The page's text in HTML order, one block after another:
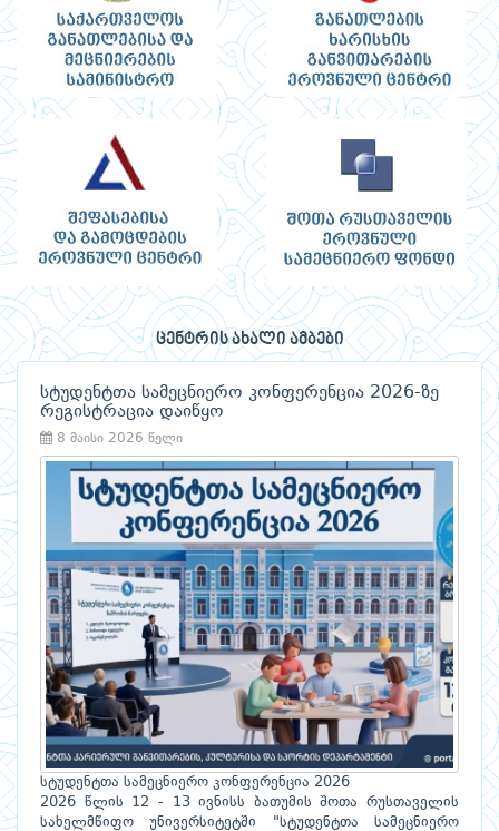
ცენტრის ახალი ამბები
სტუდენტთა სამეცნიერო კონფერენცია 2026-ზე
რეგისტრაცია დაიწყო
8 მაისი 2026 წელი
სტუდენტთა სამეცნიერო კონფერენცია 2026
2026 წლის 12 - 13 ივნისს ბათუმის შოთა რუსთაველის
სახელმწიფო უნივერსიტეტში "სტუდენტთა სამეცნიერო